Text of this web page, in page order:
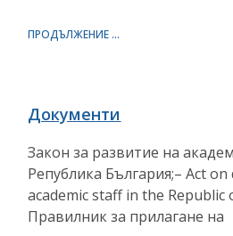
ПРОДЪЛЖЕНИЕ ...
Документи
Закон за развитие на
Република България;– Act
academic staff in the Republic
Правилник за прилагане на